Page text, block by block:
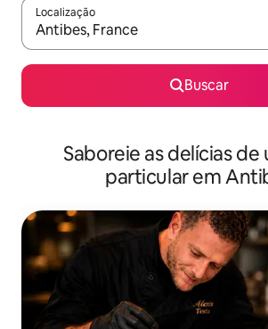
Localização
Quando os resultados estiverem
Buscar
Saboreie as delícias
particular em